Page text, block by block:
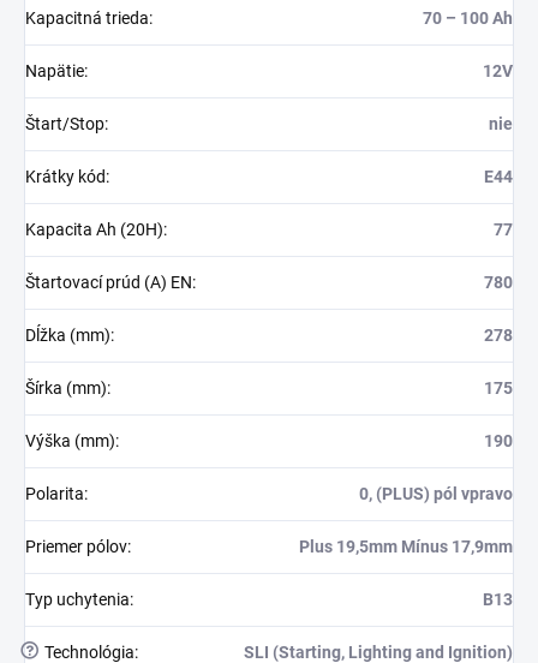
Kapacitná trieda: 70 – 100 Ah
Napätie: 12V
Štart/Stop: nie
Krátky kód: E44
Kapacita Ah (20H): 77
Štartovací prúd (A) EN: 780
Dĺžka (mm): 278
Šírka (mm): 175
Výška (mm): 190
Polarita: 0, (PLUS) pól vpravo
Priemer pólov: Plus 19,5mm Mínus 17,9mm
Typ uchytenia: B13
? Technológia: SLI (Starting, Lighting and Ignition)